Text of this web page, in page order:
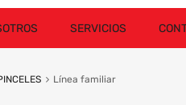
SERVICIOS
Línea familiar